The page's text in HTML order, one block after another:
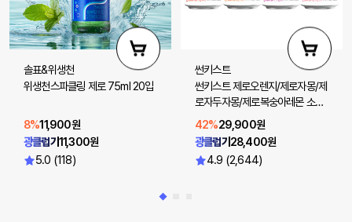
솔표&위생천
위생천스파클링 제로 75ml 20입
8%11,900원
광클럽가11,300원
5.0 (118)
썬키스트
썬키스트 제로오렌지/제로자몽/제
로자두자몽/제로복숭아레몬 소다
355ml 48입(선택 2)
42%29,900원
광클럽가28,400원
4.9 (2,644)